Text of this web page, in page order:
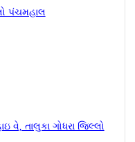
પંચમહાલ
વે, તાલુકા ગોધરા જિલ્લો